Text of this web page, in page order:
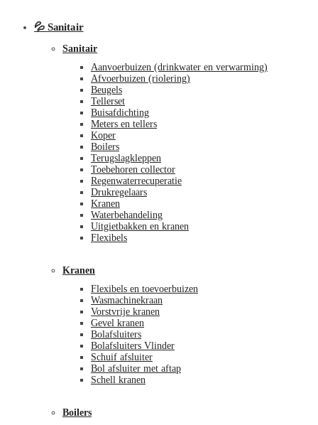
💦 Sanitair
Sanitair
Aanvoerbuizen (drinkwater en verwarming)
Afvoerbuizen (riolering)
Beugels
Tellerset
Buisafdichting
Meters en tellers
Koper
Boilers
Terugslagkleppen
Toebehoren collector
Regenwaterrecuperatie
Drukregelaars
Kranen
Waterbehandeling
Uitgietbakken en kranen
Flexibels
Kranen
Flexibels en toevoerbuizen
Wasmachinekraan
Vorstvrije kranen
Gevel kranen
Bolafsluiters
Bolafsluiters Vlinder
Schuif afsluiter
Bol afsluiter met aftap
Schell kranen
Boilers